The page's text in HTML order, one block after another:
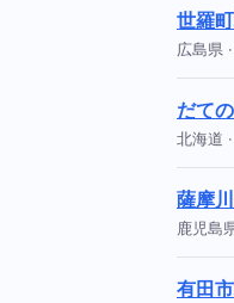
世羅
広島県
だて
北海道
薩摩
鹿児島
有田